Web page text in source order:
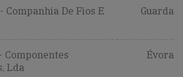
Companhia De Fios E
Guarda
Componentes
Lda
Évora